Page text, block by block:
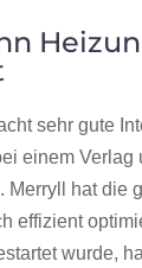
sehr gute
einem Verlag
Merryll hat die
effizient
wurde,